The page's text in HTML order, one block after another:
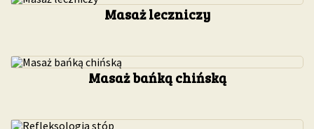
Masaż leczniczy
Masaż bańką chińską